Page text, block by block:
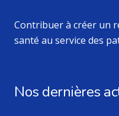
Contribuer à créer un
santé au service des
Nos dernières